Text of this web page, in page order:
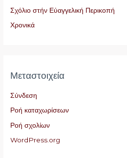
Σχόλιο στήν Εὐαγγελική Περικοπή
Χρονικά
Μεταστοιχεία
Σύνδεση
Ροή καταχωρίσεων
Ροή σχολίων
WordPress.org